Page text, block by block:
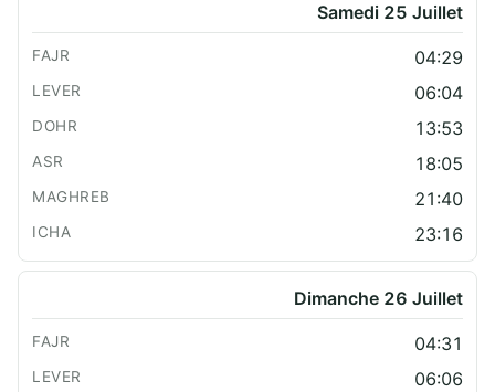
Samedi 25 Juillet
04:29
06:04
13:53
18:05
21:40
23:16
Dimanche 26 Juillet
04:31
06:06